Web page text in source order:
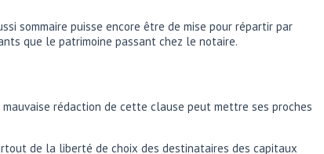
sommaire puisse encore être de mise pour répartir par
que le patrimoine passant chez le notaire.
rédaction de cette clause peut mettre ses proches
de la liberté de choix des destinataires des capitaux